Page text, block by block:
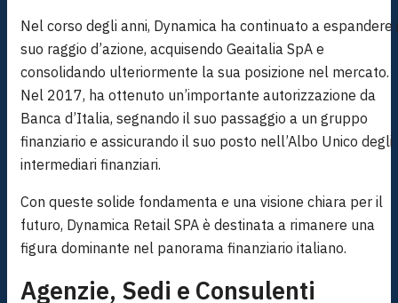
Nel corso degli anni, Dynamica ha continuato a espandere
suo raggio d’azione, acquisendo Geaitalia SpA e
consolidando ulteriormente la sua posizione nel mercato.
Nel 2017, ha ottenuto un’importante autorizzazione da
Banca d’Italia, segnando il suo passaggio a un gruppo
finanziario e assicurando il suo posto nell’Albo Unico degli
intermediari finanziari.
Con queste solide fondamenta e una visione chiara per il
futuro, Dynamica Retail SPA è destinata a rimanere una
figura dominante nel panorama finanziario italiano.
Agenzie, Sedi e Consulenti